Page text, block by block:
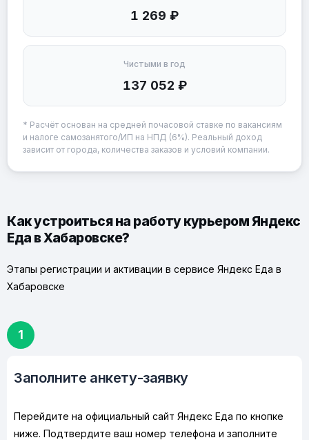
1 269 ₽
Чистыми в год
137 052 ₽
* Расчёт основан на средней почасовой ставке по вакансиям
и налоге самозанятого/ИП на НПД (6%). Реальный доход
зависит от города, количества заказов и условий компании.
Как устроиться на работу курьером Яндекс
Еда в Хабаровске?
Этапы регистрации и активации в сервисе Яндекс Еда в
Хабаровске
1
Заполните анкету-заявку
Перейдите на официальный сайт Яндекс Еда по кнопке
ниже. Подтвердите ваш номер телефона и заполните